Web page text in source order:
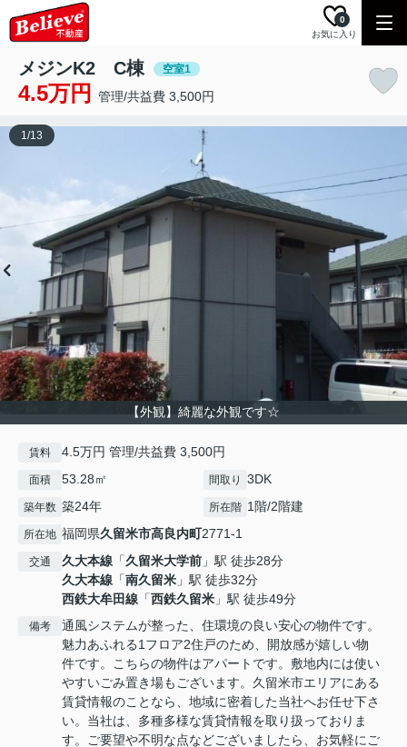
お気に入り
0
メジンK2 C棟 空室1
4.5万円 管理/共益費 3,500円
【外観】綺麗な外観です☆
1/13
賃料 4.5万円 管理/共益費 3,500円
面積 53.28㎡ 間取り 3DK
築年数 築24年 所在階 1階/2階建
所在地 福岡県久留米市高良内町2771-1
交通 久大本線 「久留米大学前 」駅 徒歩28分
久大本線 「南久留米 」駅 徒歩32分
西鉄大牟田線 「西鉄久留米 」駅 徒歩49分
備考
通風システムが整った、住環境の良い安心の物件です。
魅力あふれる1フロア2住戸のため、開放感が嬉しい物
件です。こちらの物件はアパートです。敷地内には使い
やすいごみ置き場もございます。久留米市エリアにある
賃貸情報のことなら、地域に密着した当社へお任せ下さ
い。当社は、多種多様な賃貸情報を取り扱っておりま
す。ご要望や不明な点などございましたら、お気軽にご